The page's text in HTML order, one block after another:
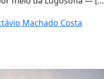
Machado Costa